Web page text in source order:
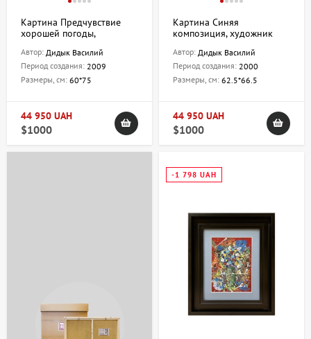
Картина Предчувствие
хорошей погоды,
Автор: Дидык Василий
Период создания: 2009
Размеры, см: 60*75
44 950 UAH
$1000
Картина Синяя
композиция, художник
Автор: Дидык Василий
Период создания: 2000
Размеры, см: 62.5*66.5
44 950 UAH
$1000
-1 798 UAH